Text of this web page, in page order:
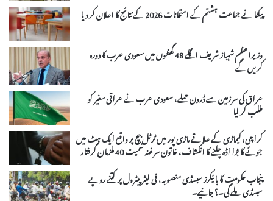
پیکٹا نے جماعت ہشتم کے امتحانات 2026 کے نتائج کا اعلان کر دیا
وزیراعظم شہباز شریف اگلے 48 گھنٹوں میں سعودی عرب کا دورہ
کریں گے
عراق کی سرزمین سے ڈرون حملے، سعودی عرب نے عراقی سفیر کو
طلب کر لیا
کراچی، کیماڑی کے علاقے ماڑی پور میں ٹرٹل بیچ پر واقع ایک ہٹ میں
جوئے کا بڑا اڈہ چلنے کا انکشاف، خاتون سرغنہ سمیت 40 ملزمان گرفتار
پنجاب حکومت کا بائیکرز سبسڈی منصوبہ، فی لیٹر پیٹرول پر کتنے روپے
سبسڈی ملے گی۔؟ جانیے۔